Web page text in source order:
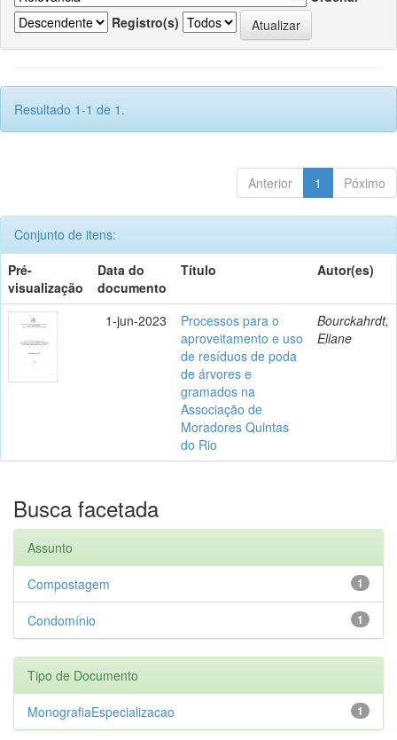
Registro(s)
Resultado 1-1 de 1.
Anterior 1 Póximo
Conjunto de itens:
Pré-
visualização
Data do
documento
Título Autor(es)
1-jun-2023
Processos para o
aproveitamento e uso
de resíduos de poda
de árvores e
gramados na
Associação de
Moradores Quintas
do Rio
Bourckahrdt,
Eliane
Busca facetada
Assunto
1
Compostagem
1
Condomínio
Tipo de Documento
1
MonografiaEspecializacao